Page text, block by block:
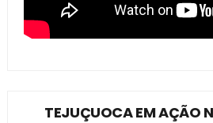
TEJUÇUOCA EM AÇÃO